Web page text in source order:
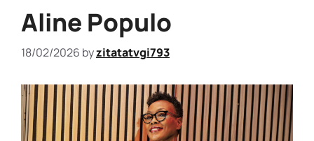
Aline Populo
18/02/2026 byzitatatvgi793